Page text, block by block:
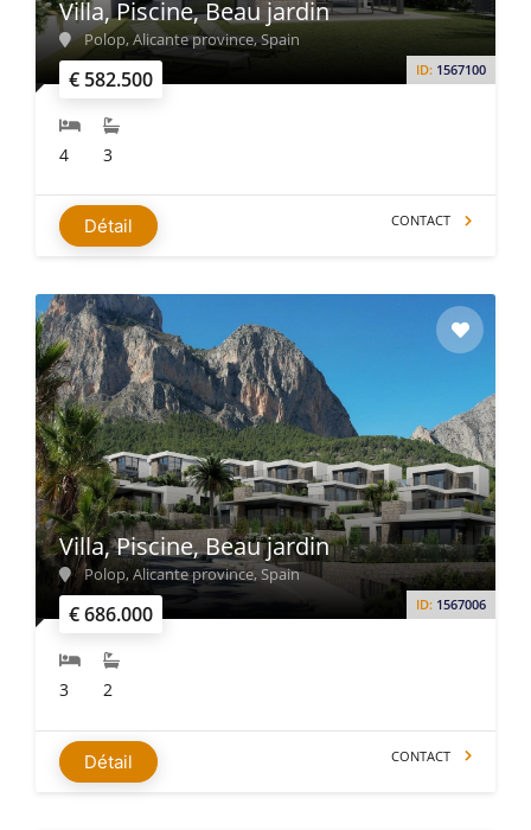
€ 582.500 ID: 1567100
Villa, Piscine, Beau jardin
Polop, Alicante province, Spain
4 3
Détail CONTACT
€ 686.000 ID: 1567006
Villa, Piscine, Beau jardin
Polop, Alicante province, Spain
3 2
Détail CONTACT